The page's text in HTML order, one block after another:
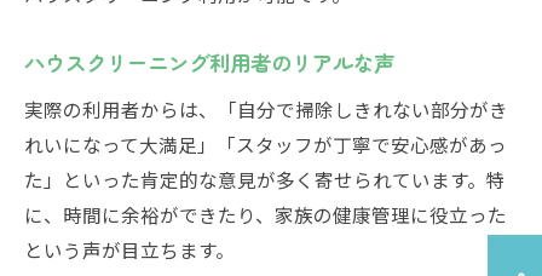
ハウスクリーニング利用者のリアルな声
実際の利用者からは、「自分で掃除しきれない部分がき
れいになって大満足」「スタッフが丁寧で安心感があっ
た」といった肯定的な意見が多く寄せられています。特
に、時間に余裕ができたり、家族の健康管理に役立った
という声が目立ちます。